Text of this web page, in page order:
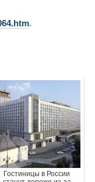
.
Гостиницы в России